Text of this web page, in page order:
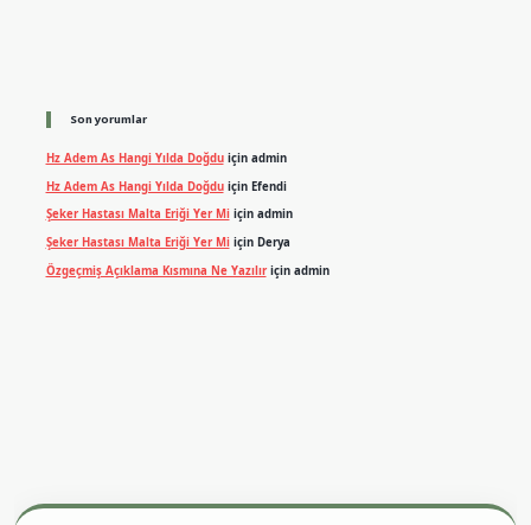
Son yorumlar
Hz Adem As Hangi Yılda Doğduiçin admin
Hz Adem As Hangi Yılda Doğduiçin Efendi
Şeker Hastası Malta Eriği Yer Miiçin admin
Şeker Hastası Malta Eriği Yer Miiçin Derya
Özgeçmiş Açıklama Kısmına Ne Yazılıriçin admin